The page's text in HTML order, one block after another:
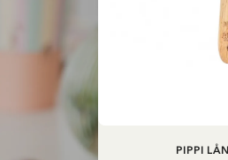
LÄGG I
PIPPI